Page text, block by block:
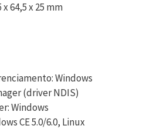
64,5 x 25 mm
Windows
(driver NDIS)
Windows
CE 5.0/6.0, Linux